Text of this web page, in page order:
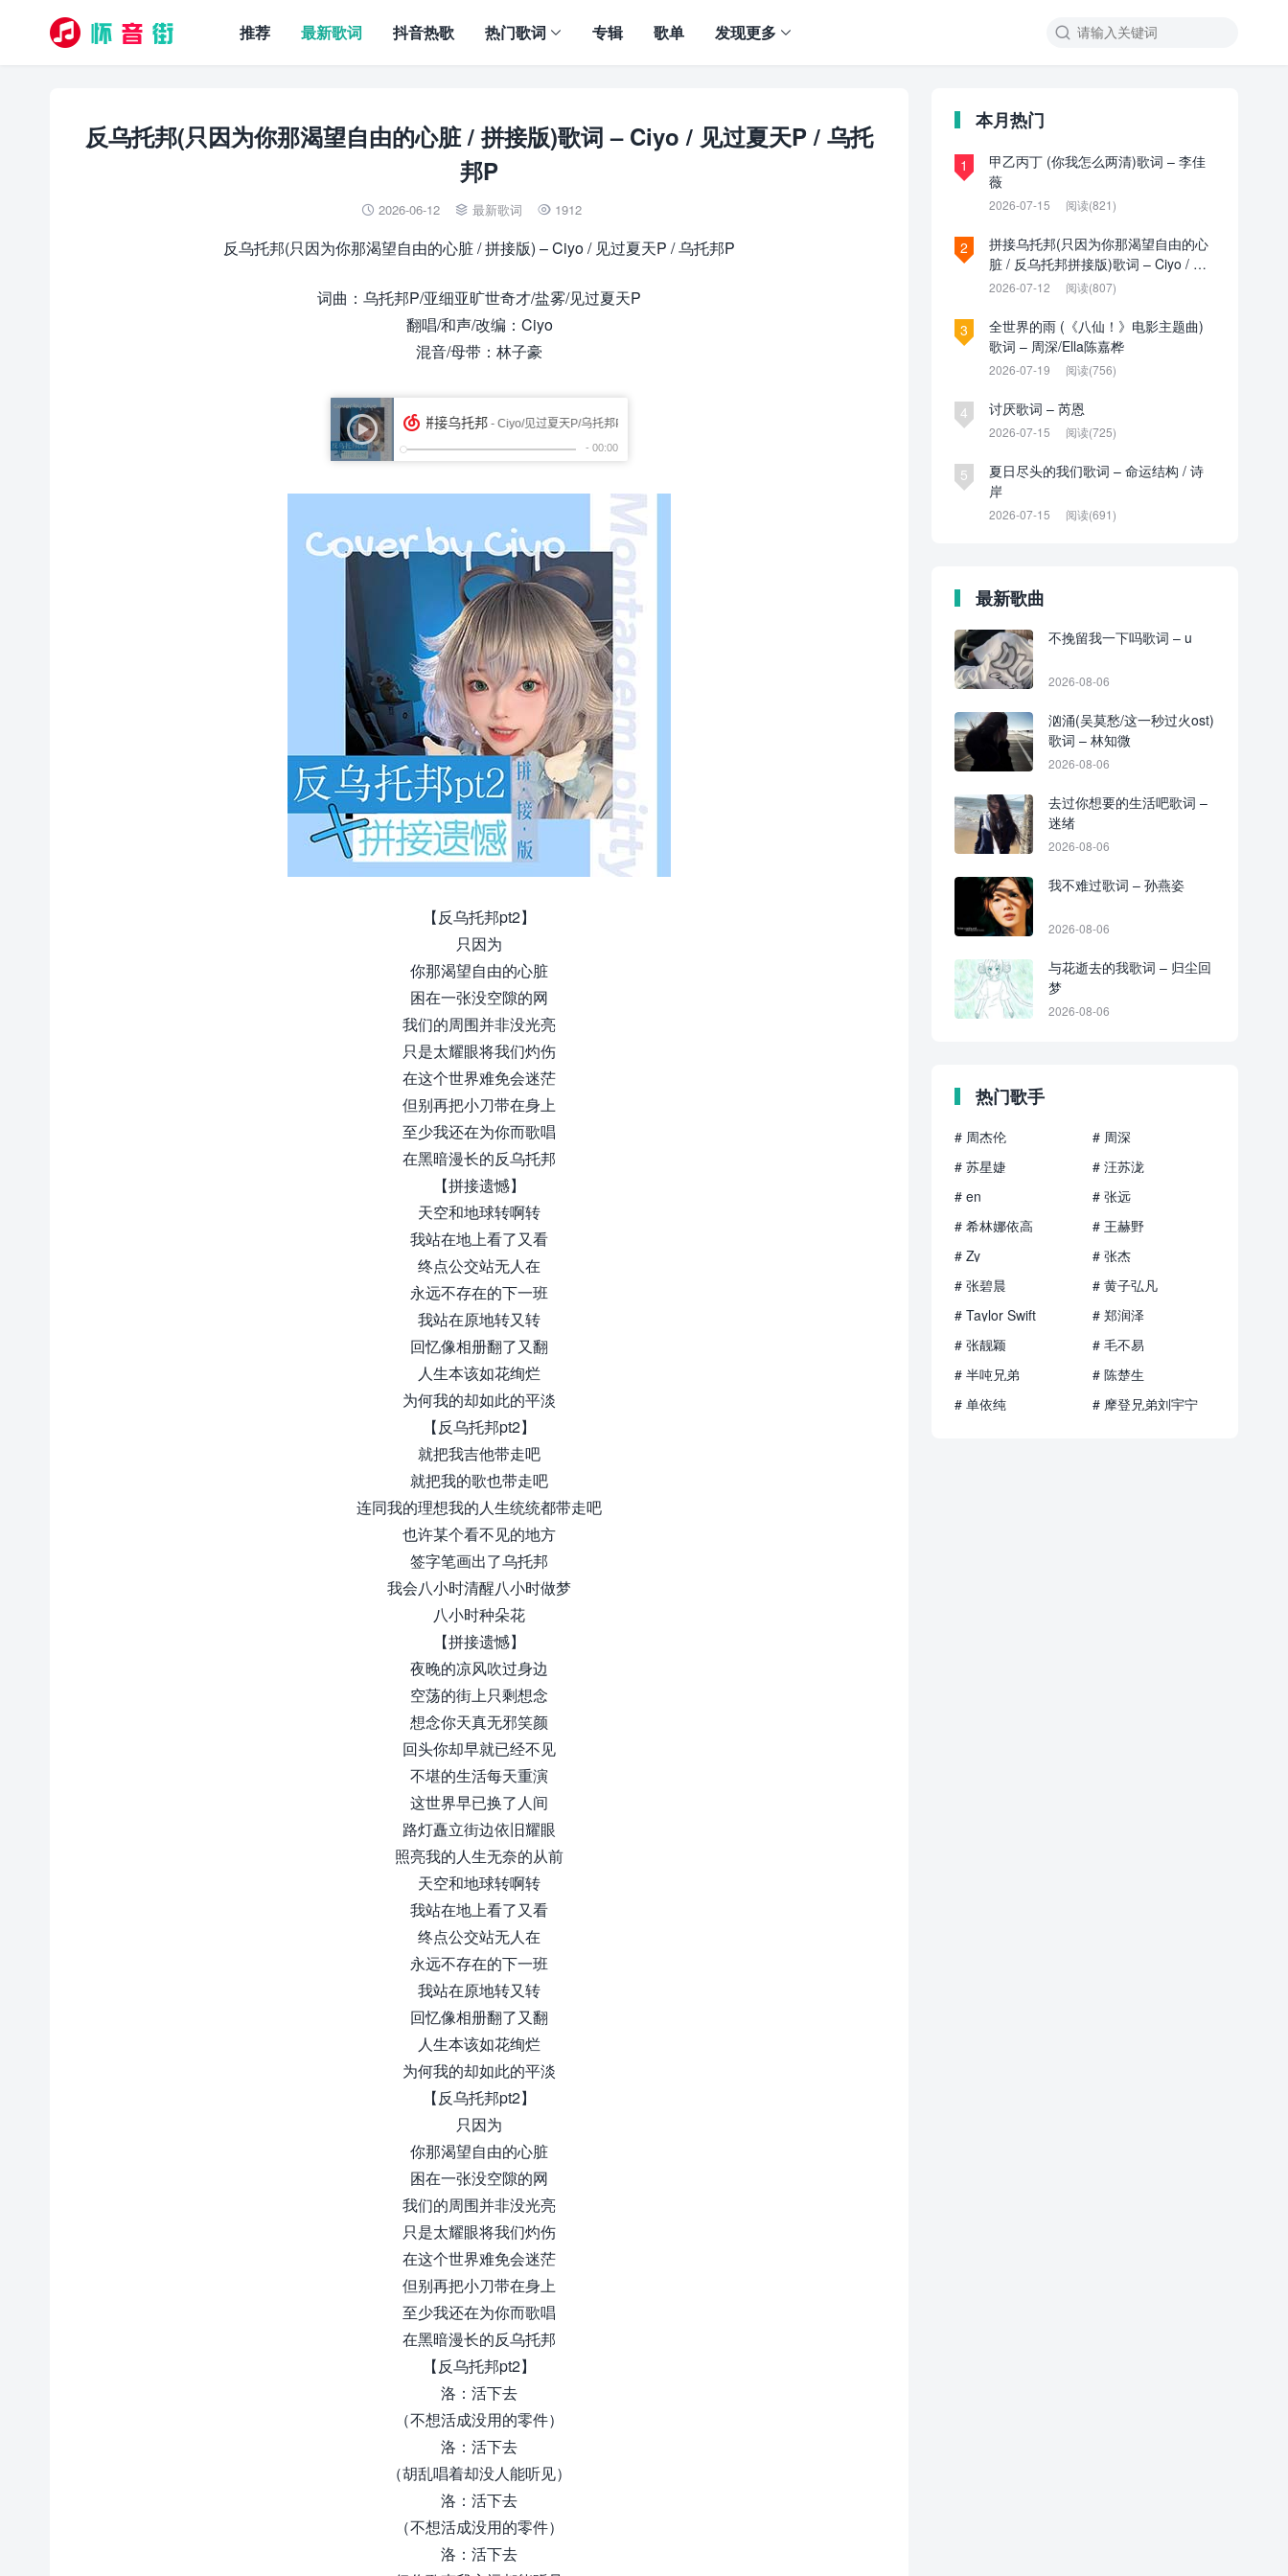

推荐 最新歌词 抖音热歌 热门歌词 专辑 歌单 发现更多
反乌托邦(只因为你那渴望自由的心脏 / 拼接版)歌词 – Ciyo / 见过夏天P / 乌托
邦P
 2026-06-12  最新歌词  1912
反乌托邦(只因为你那渴望自由的心脏 / 拼接版) – Ciyo / 见过夏天P / 乌托邦P
词曲：乌托邦P/亚细亚旷世奇才/盐雾/见过夏天P
翻唱/和声/改编：Ciyo
混音/母带：林子豪
【反乌托邦pt2】
只因为
你那渴望自由的心脏
困在一张没空隙的网
我们的周围并非没光亮
只是太耀眼将我们灼伤
在这个世界难免会迷茫
但别再把小刀带在身上
至少我还在为你而歌唱
在黑暗漫长的反乌托邦
【拼接遗憾】
天空和地球转啊转
我站在地上看了又看
终点公交站无人在
永远不存在的下一班
我站在原地转又转
回忆像相册翻了又翻
人生本该如花绚烂
为何我的却如此的平淡
【反乌托邦pt2】
就把我吉他带走吧
就把我的歌也带走吧
连同我的理想我的人生统统都带走吧
也许某个看不见的地方
签字笔画出了乌托邦
我会八小时清醒八小时做梦
八小时种朵花
【拼接遗憾】
夜晚的凉风吹过身边
空荡的街上只剩想念
想念你天真无邪笑颜
回头你却早就已经不见
不堪的生活每天重演
这世界早已换了人间
路灯矗立街边依旧耀眼
照亮我的人生无奈的从前
天空和地球转啊转
我站在地上看了又看
终点公交站无人在
永远不存在的下一班
我站在原地转又转
回忆像相册翻了又翻
人生本该如花绚烂
为何我的却如此的平淡
【反乌托邦pt2】
只因为
你那渴望自由的心脏
困在一张没空隙的网
我们的周围并非没光亮
只是太耀眼将我们灼伤
在这个世界难免会迷茫
但别再把小刀带在身上
至少我还在为你而歌唱
在黑暗漫长的反乌托邦
【反乌托邦pt2】
洛：活下去
（不想活成没用的零件）
洛：活下去
（胡乱唱着却没人能听见）
洛：活下去
（不想活成没用的零件）
洛：活下去
本月热门
1
甲乙丙丁 (你我怎么两清)歌词 – 李佳
薇
2026-07-15 阅读(821)
2
拼接乌托邦(只因为你那渴望自由的心
脏 / 反乌托邦拼接版)歌词 – Ciyo / 见
过夏天P / 乌托邦P
2026-07-12 阅读(807)
3
全世界的雨 (《八仙！》电影主题曲)
歌词 – 周深/Ella陈嘉桦
2026-07-19 阅读(756)
4 讨厌歌词 – 芮恩
2026-07-15 阅读(725)
5
夏日尽头的我们歌词 – 命运结构 / 诗
岸
2026-07-15 阅读(691)
最新歌曲
不挽留我一下吗歌词 – u
2026-08-06
汹涌(吴莫愁/这一秒过火ost)
歌词 – 林知微
2026-08-06
去过你想要的生活吧歌词 –
迷绪
2026-08-06
我不难过歌词 – 孙燕姿
2026-08-06
与花逝去的我歌词 – 归尘回
梦
2026-08-06
热门歌手
# 周杰伦
# 周深
# 苏星婕
# 汪苏泷
# en
# 张远
# 希林娜依高
# 王赫野
# Zy
# 张杰
# 张碧晨
# 黄子弘凡
# Taylor Swift
# 郑润泽
# 张靓颖
# 毛不易
# 半吨兄弟
# 陈楚生
# 单依纯
# 摩登兄弟刘宇宁